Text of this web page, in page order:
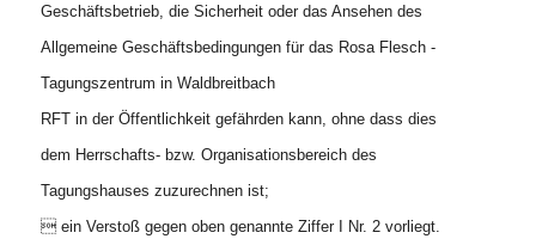
Geschäftsbetrieb, die Sicherheit oder das Ansehen des
Allgemeine Geschäftsbedingungen für das Rosa Flesch -
Tagungszentrum in Waldbreitbach
RFT in der Öffentlichkeit gefährden kann, ohne dass dies
dem Herrschafts- bzw. Organisationsbereich des
Tagungshauses zuzurechnen ist;
 ein Verstoß gegen oben genannte Ziffer I Nr. 2 vorliegt.